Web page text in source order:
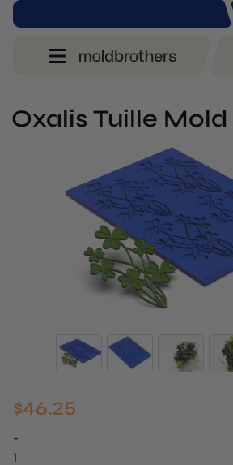
Oxalis Tuille Mold
$46.25
-
Oxalis